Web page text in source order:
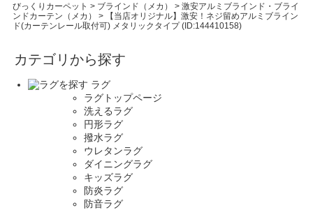
びっくりカーペット > ブラインド（メカ） > 激安アルミブラインド・ブライ
ンドカーテン（メカ）
>
【当店オリジナル】激安！ネジ留めアルミブライン
ド(カーテンレール取付可) メタリックタイプ (ID:144410158)
カテゴリから探す
ラグ
ラグトップページ
洗えるラグ
円形ラグ
撥水ラグ
ウレタンラグ
ダイニングラグ
キッズラグ
防炎ラグ
防音ラグ